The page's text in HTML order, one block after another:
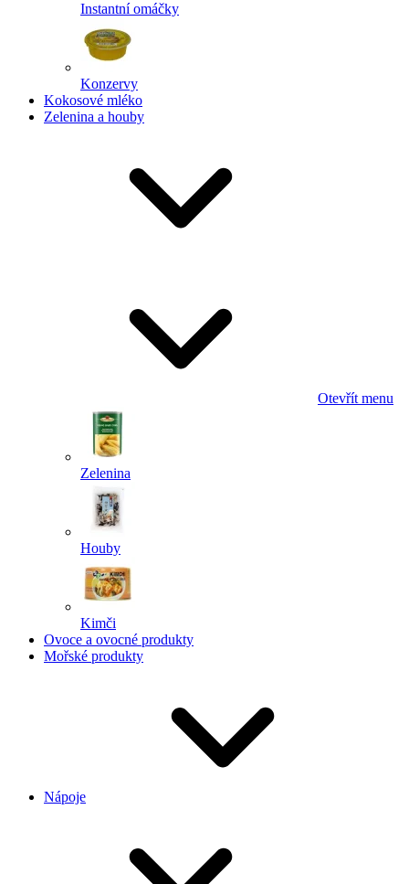
Instantní omáčky
Konzervy
Kokosové mléko
Zelenina a houby
Otevřít menu
Zelenina
Houby
Kimči
Ovoce a ovocné produkty
Mořské produkty
Nápoje